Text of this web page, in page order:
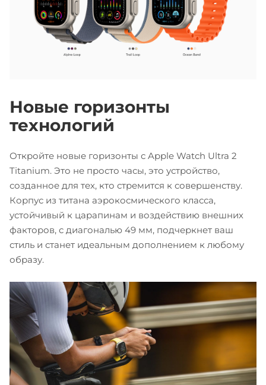
Новые горизонты
технологий
Откройте новые горизонты с Apple Watch Ultra 2
Titanium. Это не просто часы, это устройство,
созданное для тех, кто стремится к совершенству.
Корпус из титана аэрокосмического класса,
устойчивый к царапинам и воздействию внешних
факторов, с диагональю 49 мм, подчеркнет ваш
стиль и станет идеальным дополнением к любому
образу.